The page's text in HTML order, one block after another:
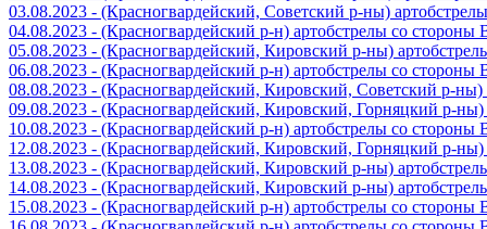
03.08.2023 - (Красногвардейский, Советский р-ны)
04.08.2023 - (Красногвардейский р-н) артобстрелы со
05.08.2023 - (Красногвардейский, Кировский р-ны)
06.08.2023 - (Красногвардейский р-н) артобстрелы со
08.08.2023 - (Красногвардейский, Кировский, Советский р-
09.08.2023 - (Красногвардейский, Кировский, Горняцкий р-
10.08.2023 - (Красногвардейский р-н) артобстрелы со
12.08.2023 - (Красногвардейский, Кировский, Горняцкий р-
13.08.2023 - (Красногвардейский, Кировский р-ны)
14.08.2023 - (Красногвардейский, Кировский р-ны)
15.08.2023 - (Красногвардейский р-н) артобстрелы со